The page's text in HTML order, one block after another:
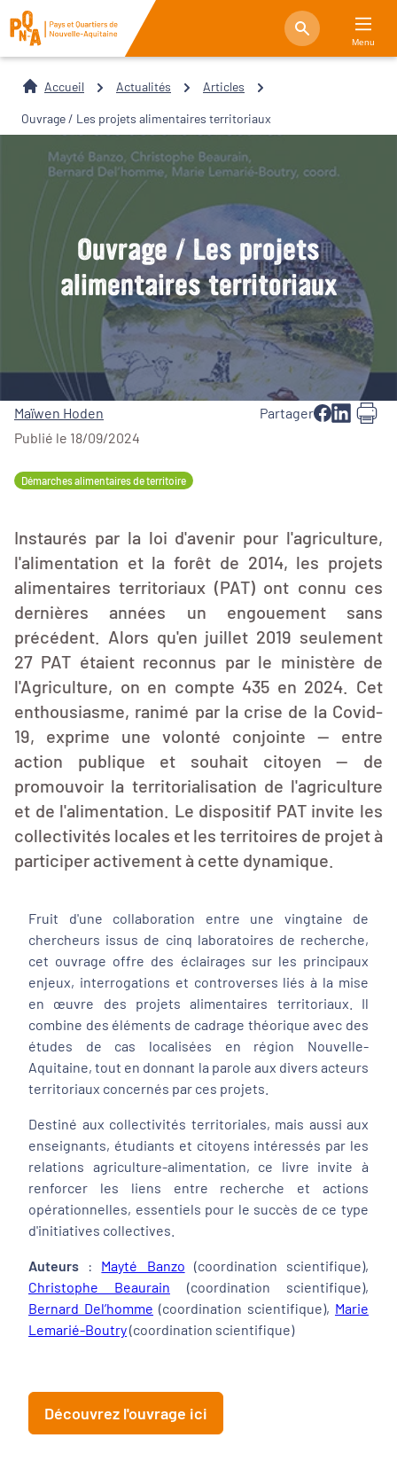
Menu
Accueil Actualités Articles
Ouvrage / Les projets alimentaires territoriaux
Ouvrage / Les projets
alimentaires territoriaux
Maïwen Hoden
Publié le 18/09/2024
Partager
Démarches alimentaires de territoire
Instaurés par la loi d'avenir pour l'agriculture,
l'alimentation et la forêt de 2014, les projets
alimentaires territoriaux (PAT) ont connu ces
dernières années un engouement sans
précédent. Alors qu'en juillet 2019 seulement
27 PAT étaient reconnus par le ministère de
l'Agriculture, on en compte 435 en 2024. Cet
enthousiasme, ranimé par la crise de la Covid-
19, exprime une volonté conjointe — entre
action publique et souhait citoyen — de
promouvoir la territorialisation de l'agriculture
et de l'alimentation. Le dispositif PAT invite les
collectivités locales et les territoires de projet à
participer activement à cette dynamique.
Fruit d'une collaboration entre une vingtaine de
chercheurs issus de cinq laboratoires de recherche,
cet ouvrage offre des éclairages sur les principaux
enjeux, interrogations et controverses liés à la mise
en œuvre des projets alimentaires territoriaux. Il
combine des éléments de cadrage théorique avec des
études de cas localisées en région Nouvelle-
Aquitaine, tout en donnant la parole aux divers acteurs
territoriaux concernés par ces projets.
Destiné aux collectivités territoriales, mais aussi aux
enseignants, étudiants et citoyens intéressés par les
relations agriculture-alimentation, ce livre invite à
renforcer les liens entre recherche et actions
opérationnelles, essentiels pour le succès de ce type
d'initiatives collectives.
Auteurs : Mayté Banzo (coordination scientifique),
Christophe Beaurain (coordination scientifique),
Bernard Del’homme (coordination scientifique), Marie
Lemarié-Boutry(coordination scientifique)
Découvrez l'ouvrage ici